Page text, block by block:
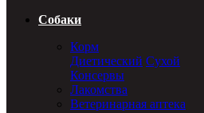
Собаки
Корм
Диетический Сухой
Консервы
Лакомства
Ветеринарная аптека